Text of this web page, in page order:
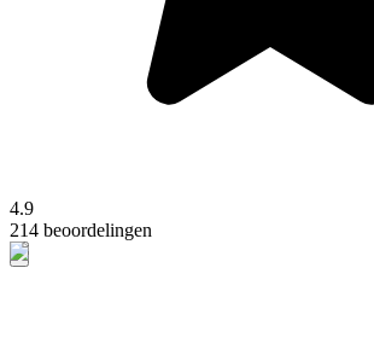
4.9
214 beoordelingen